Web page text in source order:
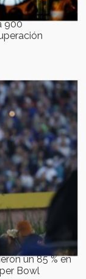
900
un 85 % en
Bowl